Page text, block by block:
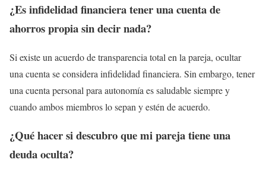
¿Es infidelidad financiera tener una cuenta de
ahorros propia sin decir nada?
Si existe un acuerdo de transparencia total en la pareja, ocultar
una cuenta se considera infidelidad financiera. Sin embargo, tener
una cuenta personal para autonomía es saludable siempre y
cuando ambos miembros lo sepan y estén de acuerdo.
¿Qué hacer si descubro que mi pareja tiene una
deuda oculta?